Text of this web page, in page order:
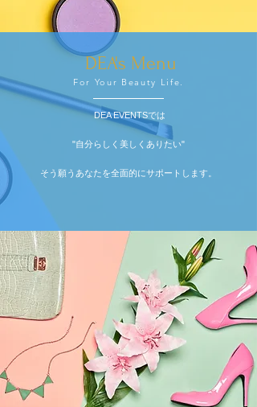
DEA​'s Menu
For Your Beauty Life.
DEA EVENTSでは
"自分らしく美しくありたい"
そう願うあなたを全面的にサポートします。